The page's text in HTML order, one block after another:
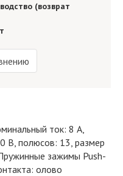
(возврат
ток: 8 A,
В, полюсов: 13, размер
зажимы Push-
олово